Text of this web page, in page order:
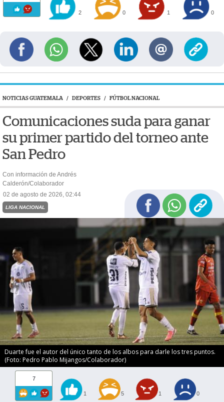
2 0 1 0
NOTICIAS GUATEMALA / DEPORTES / FÚTBOL NACIONAL
Comunicaciones suda para ganar
su primer partido del torneo ante
San Pedro
Con información de Andrés
Calderón/Colaborador
02 de agosto de 2026, 02:44
LIGA NACIONAL
Duarte fue el autor del único tanto de los albos para darle los tres puntos.
(Foto: Pedro Pablo Mijangos/Colaborador)
7
1 5 1 0